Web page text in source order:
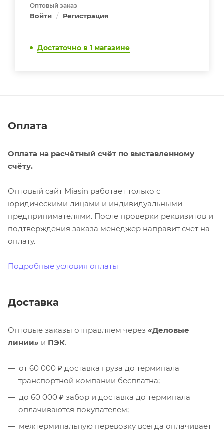
Оптовый заказ
Войти / Регистрация
Достаточно в 1 магазине
Оплата
Оплата на расчётный счёт по выставленному
счёту.
Оптовый сайт Miasin работает только с
юридическими лицами и индивидуальными
предпринимателями. После проверки реквизитов и
подтверждения заказа менеджер направит счёт на
оплату.
Подробные условия оплаты
Доставка
Оптовые заказы отправляем через «Деловые
линии» и ПЭК.
от 60 000 ₽ доставка груза до терминала
транспортной компании бесплатна;
до 60 000 ₽ забор и доставка до терминала
оплачиваются покупателем;
межтерминальную перевозку всегда оплачивает